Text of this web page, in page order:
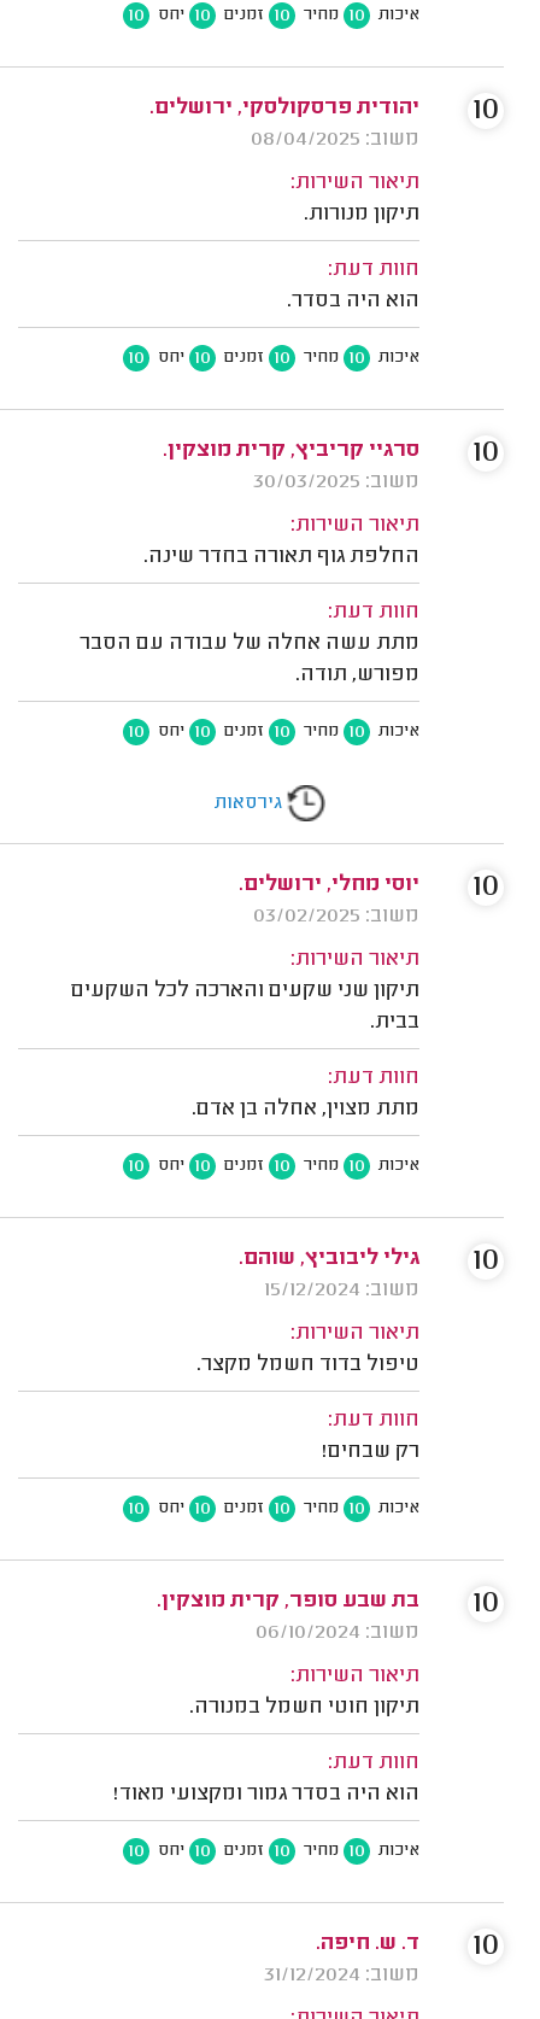
איכות 10 מחיר 10 זמנים 10 יחס 10
יהודית פרסקולסקי, ירושלים.
משוב: 08/04/2025
תיאור השירות:
תיקון מנורות.
חוות דעת:
הוא היה בסדר.
איכות 10 מחיר 10 זמנים 10 יחס 10
10
סרגיי קריביץ, קרית מוצקין.
משוב: 30/03/2025
תיאור השירות:
החלפת גוף תאורה בחדר שינה.
חוות דעת:
מתת עשה אחלה של עבודה עם הסבר
מפורש, תודה.
איכות 10 מחיר 10 זמנים 10 יחס 10
10
גירסאות
יוסי מחלי, ירושלים.
משוב: 03/02/2025
תיאור השירות:
תיקון שני שקעים והארכה לכל השקעים
בבית.
חוות דעת:
מתת מצוין, אחלה בן אדם.
איכות 10 מחיר 10 זמנים 10 יחס 10
10
גילי ליבוביץ, שוהם.
משוב: 15/12/2024
תיאור השירות:
טיפול בדוד חשמל מקצר.
חוות דעת:
רק שבחים!
איכות 10 מחיר 10 זמנים 10 יחס 10
10
בת שבע סופר, קרית מוצקין.
משוב: 06/10/2024
תיאור השירות:
תיקון חוטי חשמל במנורה.
חוות דעת:
הוא היה בסדר גמור ומקצועי מאוד!
איכות 10 מחיר 10 זמנים 10 יחס 10
10
ד. ש. חיפה.
משוב: 31/12/2024
10